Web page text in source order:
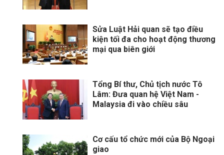
Sửa Luật Hải quan sẽ tạo điều
kiện tối đa cho hoạt động thương
mại qua biên giới
Tổng Bí thư, Chủ tịch nước Tô
Lâm: Đưa quan hệ Việt Nam -
Malaysia đi vào chiều sâu
Cơ cấu tổ chức mới của Bộ Ngoại
giao